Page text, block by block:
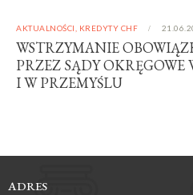
AKTUALNOŚCI KREDYTY CHF
WSTRZYMANIE
PRZEZ SĄDY
I W PRZEMYŚLU
ADRES